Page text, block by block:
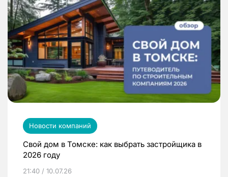
Новости компаний
Свой дом в Томске: как выбрать застройщика в
2026 году
21:40 / 10.07.26